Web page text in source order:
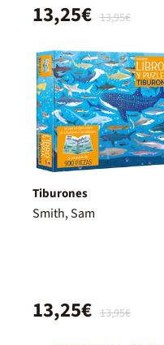
13,95€
13,25€
Tiburones
Smith, Sam
13,95€
13,25€